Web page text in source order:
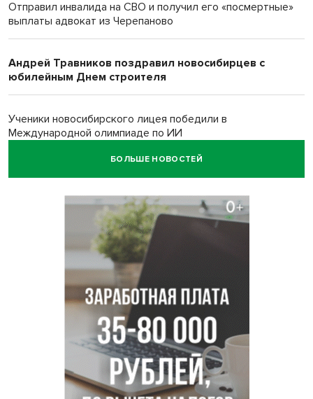
Отправил инвалида на СВО и получил его «посмертные»
выплаты адвокат из Черепаново
Андрей Травников поздравил новосибирцев с
юбилейным Днем строителя
Ученики новосибирского лицея победили в
Международной олимпиаде по ИИ
Остановку электричек о.п. Радуга Сибири начали строить
Транспортная прокуратура проверит S7 после инцидента
в аэропорту Норильска
500 литров ухи сварили новосибирцам на
Бугринском пляже
Под Новосибирском двое пострадали в ДТП с
перевернувшейся «ГАЗелью»
БОЛЬШЕ НОВОСТЕЙ